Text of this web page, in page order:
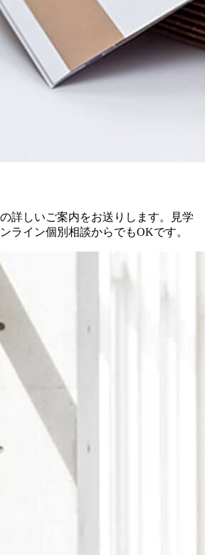
詳しいご案内をお送りします。見学
ライン個別相談からでもOKです。